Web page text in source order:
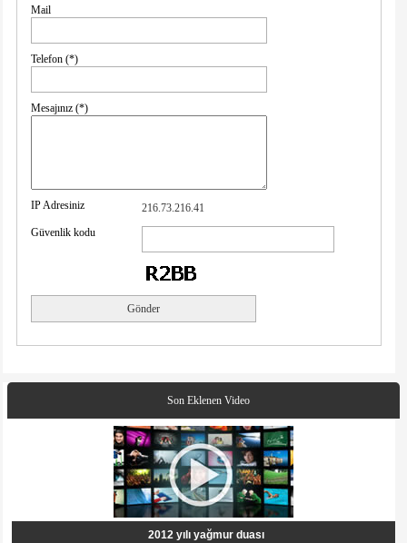
Mail
Telefon (*)
Mesajınız (*)
IP Adresiniz
216.73.216.41
Güvenlik kodu
Son Eklenen Video
2012 yılı yağmur duası